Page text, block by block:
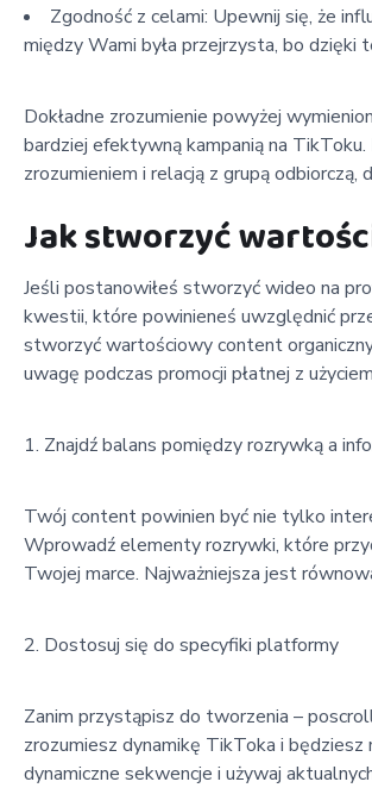
Zgodność z celami: Upewnij się, że
między Wami była przejrzysta, bo dzięki
Dokładne zrozumienie powyżej
bardziej efektywną kampanią na
zrozumieniem i relacją z grupą
Jak stworzyć
Jeśli postanowiłeś stworzyć wideo na
kwestii, które powinieneś uwzględnić
stworzyć wartościowy content
uwagę podczas promocji płatnej z
Znajdź balans pomiędzy rozrywką a
Twój content powinien być nie tylko
Wprowadź elementy rozrywki, które
Twojej marce. Najważniejsza jest
Dostosuj się do specyfiki platformy
Zanim przystąpisz do tworzenia –
zrozumiesz dynamikę TikToka i
dynamiczne sekwencje i używaj